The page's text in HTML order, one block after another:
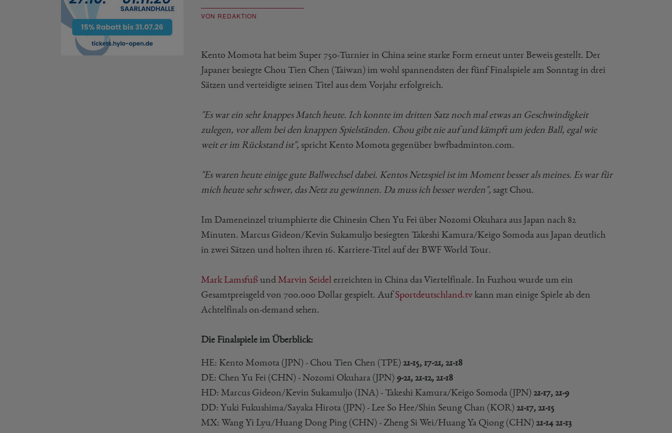
VON REDAKTION
Kento Momota hat beim Super 750-Turnier in China seine starke Form erneut unter Beweis gestellt. Der
Japaner besiegte Chou Tien Chen (Taiwan) im wohl spannendsten der fünf Finalspiele am Sonntag in drei
Sätzen und verteidigte seinen Titel aus dem Vorjahr erfolgreich.
"Es war ein sehr knappes Match heute. Ich konnte im dritten Satz noch mal etwas an Geschwindigkeit
zulegen, vor allem bei den knappen Spielständen. Chou gibt nie auf und kämpft um jeden Ball, egal wie
weit er im Rückstand ist", spricht Kento Momota gegenüber bwfbadminton.com.
"Es waren heute einige gute Ballwechsel dabei. Kentos Netzspiel ist im Moment besser als meines. Es war für
mich heute sehr schwer, das Netz zu gewinnen. Da muss ich besser werden", sagt Chou.
Im Dameneinzel triumphierte die Chinesin Chen Yu Fei über Nozomi Okuhara aus Japan nach 82
Minuten. Marcus Gideon/Kevin Sukamuljo besiegten Takeshi Kamura/Keigo Somoda aus Japan deutlich
in zwei Sätzen und holten ihren 16. Karriere-Titel auf der BWF World Tour.
Mark Lamsfuß und Marvin Seidel erreichten in China das Viertelfinale. In Fuzhou wurde um ein
Gesamtpreisgeld von 700.000 Dollar gespielt. AufSportdeutschland.tv kann man einige Spiele ab den
Achtelfinals on-demand sehen.
Die Finalspiele im Überblick:
HE: Kento Momota (JPN) - Chou Tien Chen (TPE) 21-15, 17-21, 21-18
DE: Chen Yu Fei (CHN) - Nozomi Okuhara (JPN) 9-21, 21-12, 21-18
HD: Marcus Gideon/Kevin Sukamuljo (INA) - Takeshi Kamura/Keigo Somoda (JPN) 21-17, 21-9
DD: Yuki Fukushima/Sayaka Hirota (JPN) - Lee So Hee/Shin Seung Chan (KOR) 21-17, 21-15
MX: Wang Yi Lyu/Huang Dong Ping (CHN) - Zheng Si Wei/Huang Ya Qiong (CHN) 21-14 21-13